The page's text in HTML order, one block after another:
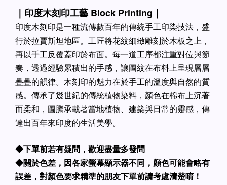
｜印度木刻印工藝 Block Printing｜
印度木刻印是一種流傳數百年的傳統手工印染技法，盛
行於拉賈斯坦地區。工匠將花紋細緻雕刻於木板之上，
再以手工反覆蓋印於布面。每一道工序都注重對位與節
奏，透過經驗累積出的手感，讓圖紋在布料上呈現層層
疊疊的韻律。木刻印的魅力在於手工的溫度與自然的質
感。傳承了幾世紀的傳統植物染料，顏色在棉布上沉著
而柔和，圖騰承載著當地植物、建築與日常的靈感，傳
達出百年來印度的生活美學。
◆下單前若有疑問，歡迎盡量多發問
◆關於色差，因各家螢幕顯示器不同，顏色可能會略有
誤差，對顏色要求精準的朋友下單前請考慮清楚唷！